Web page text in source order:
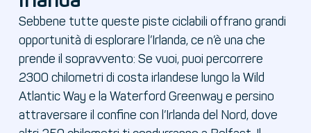
Sebbene tutte queste piste ciclabili offrano grandi
opportunità di esplorare l’Irlanda, ce n’è una che
prende il sopravvento: Se vuoi, puoi percorrere
2300 chilometri di costa irlandese lungo la Wild
Atlantic Way e la Waterford Greenway e persino
attraversare il confine con l’Irlanda del Nord, dove